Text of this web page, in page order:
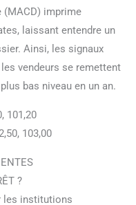
(MACD) imprime
laissant entendre un
Ainsi, les signaux
vendeurs se remettent
bas niveau en un an.
101,20
103,00
?
les institutions